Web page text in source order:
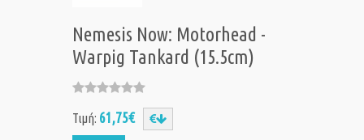
Nemesis Now: Motorhead -
Warpig Tankard (15.5cm)
Τιμή: 61,75€